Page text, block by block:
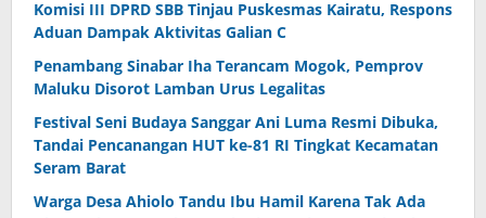
Komisi III DPRD SBB Tinjau Puskesmas Kairatu, Respons
Aduan Dampak Aktivitas Galian C
Penambang Sinabar Iha Terancam Mogok, Pemprov
Maluku Disorot Lamban Urus Legalitas
Festival Seni Budaya Sanggar Ani Luma Resmi Dibuka,
Tandai Pencanangan HUT ke-81 RI Tingkat Kecamatan
Seram Barat
Warga Desa Ahiolo Tandu Ibu Hamil Karena Tak Ada